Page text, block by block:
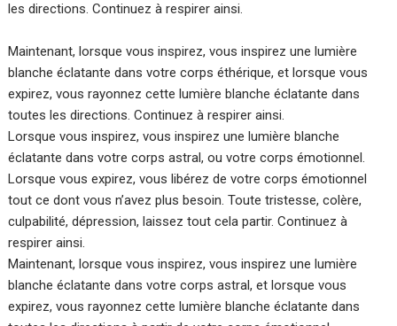
les directions. Continuez à respirer ainsi.
Maintenant, lorsque vous inspirez, vous inspirez une lumière
blanche éclatante dans votre corps éthérique, et lorsque vous
expirez, vous rayonnez cette lumière blanche éclatante dans
toutes les directions. Continuez à respirer ainsi.
Lorsque vous inspirez, vous inspirez une lumière blanche
éclatante dans votre corps astral, ou votre corps émotionnel.
Lorsque vous expirez, vous libérez de votre corps émotionnel
tout ce dont vous n’avez plus besoin. Toute tristesse, colère,
culpabilité, dépression, laissez tout cela partir. Continuez à
respirer ainsi.
Maintenant, lorsque vous inspirez, vous inspirez une lumière
blanche éclatante dans votre corps astral, et lorsque vous
expirez, vous rayonnez cette lumière blanche éclatante dans